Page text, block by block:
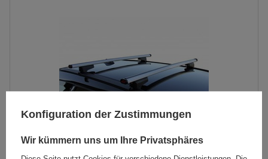
Konfiguration der Zustimmungen
Wir kümmern uns um Ihre Privatsphäres